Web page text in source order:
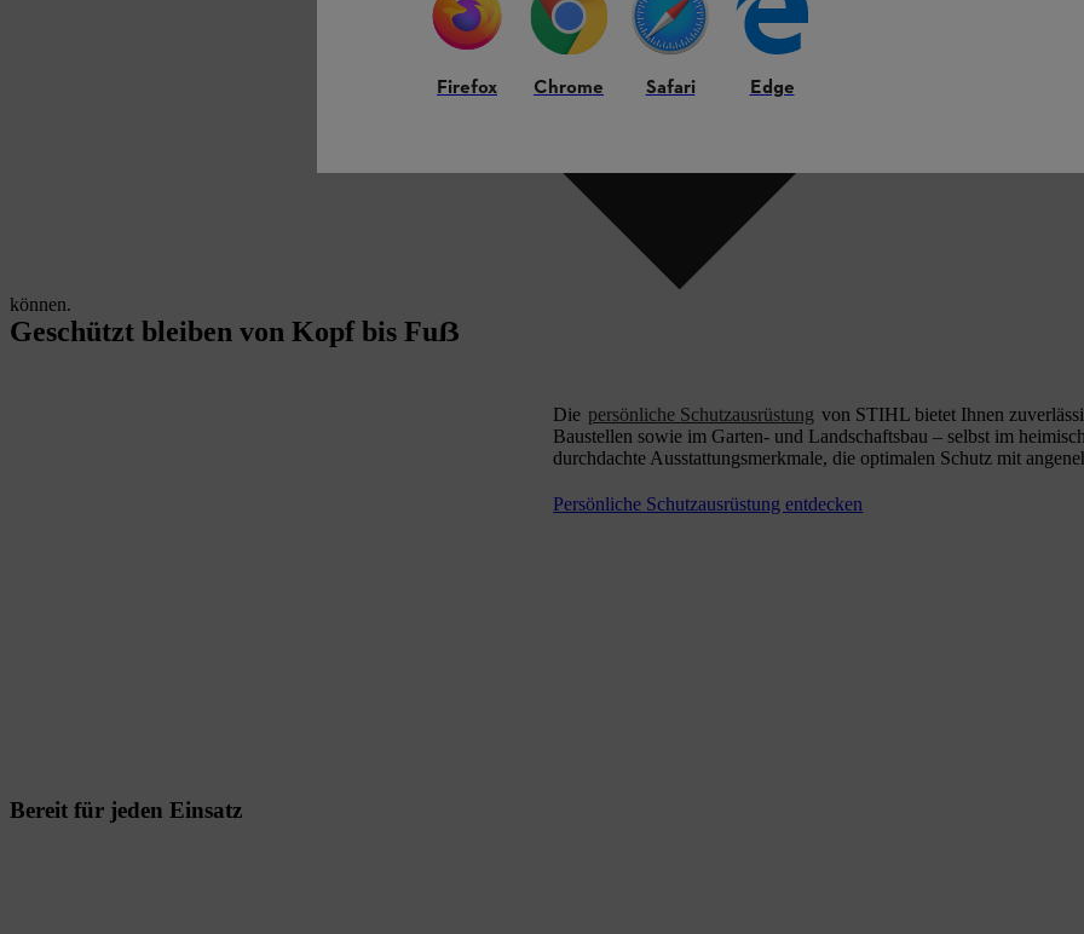
können.
Geschützt bleiben von Kopf bis Fuẞ
Die persönliche Schutzausrüstung von STIHL bietet Ihnen
Baustellen sowie im Garten- und Landschaftsbau – selbst im
durchdachte Ausstattungsmerkmale, die optimalen Schutz mit
Persönliche Schutzausrüstung entdecken
Bereit für jeden Einsatz
Firefox Chrome Safari Edge